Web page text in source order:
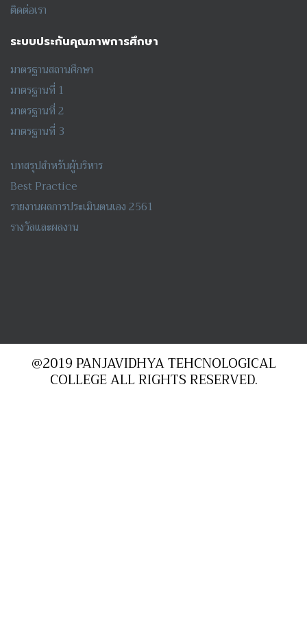
ติดต่อเรา
ระบบประกันคุณภาพการศึกษา
มาตรฐานสถานศึกษา
มาตรฐานที่ 1
มาตรฐานที่ 2
มาตรฐานที่ 3
บทสรุปสำหรับผู้บริหาร
Best Practice
รายงานผลการประเมินตนเอง 2561
รางวัลและผลงาน
@2019 PANJAVIDHYA TEHCNOLOGICAL
COLLEGE ALL RIGHTS RESERVED.